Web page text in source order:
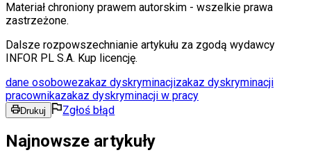
Materiał chroniony prawem autorskim - wszelkie prawa
zastrzeżone.
Dalsze rozpowszechnianie artykułu za zgodą wydawcy
INFOR PL S.A. Kup licencję.
dane osobowezakaz dyskryminacjizakaz dyskryminacji
pracownikazakaz dyskryminacji w pracy
Drukuj Zgłoś błąd
Najnowsze artykuły